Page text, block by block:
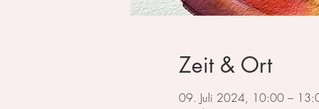
Zeit & Ort
09. Juli 2024, 10:00 –